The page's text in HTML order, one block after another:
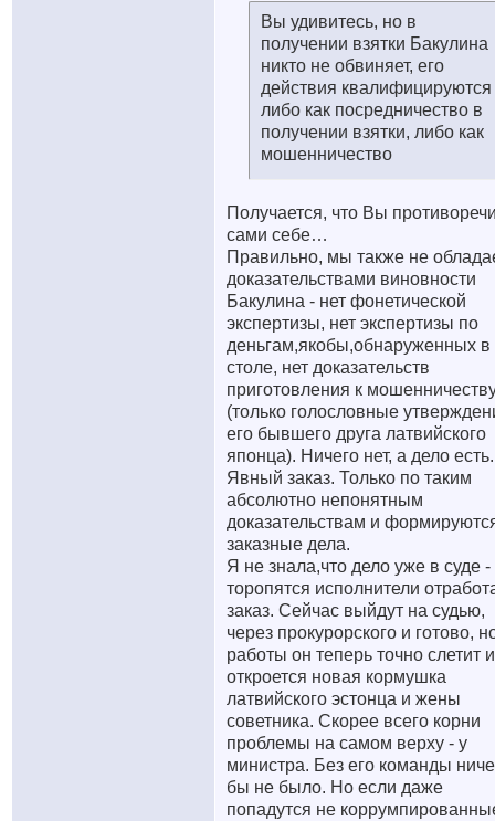
Вы удивитесь, но в
получении взятки Бакулина
никто не обвиняет, его
действия квалифицируются
либо как посредничество в
получении взятки, либо как
мошенничество
Получается, что Вы
сами себе…
Правильно, мы также не
доказательствами виновности
Бакулина - нет фонетической
экспертизы, нет экспертизы по
деньгам,якобы,обнаруженных в
столе, нет доказательств
приготовления к
(только голословные
его бывшего друга латвийского
японца). Ничего нет, а дело есть.
Явный заказ. Только по таким
абсолютно непонятным
доказательствам и
заказные дела.
Я не знала,что дело уже в суде -
торопятся исполнители
заказ. Сейчас выйдут на судью,
через прокурорского и готово,
работы он теперь точно слетит и
откроется новая кормушка
латвийского эстонца и жены
советника. Скорее всего корни
проблемы на самом верху - у
министра. Без его команды
бы не было. Но если даже
попадутся не